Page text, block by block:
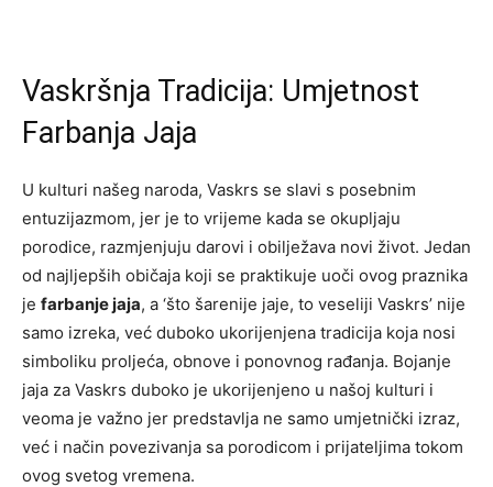
Vaskršnja Tradicija: Umjetnost
Farbanja Jaja
U kulturi našeg naroda, Vaskrs se slavi s posebnim
entuzijazmom, jer je to vrijeme kada se okupljaju
porodice, razmjenjuju darovi i obilježava novi život. Jedan
od najljepših običaja koji se praktikuje uoči ovog praznika
je farbanje jaja, a ‘što šarenije jaje, to veseliji Vaskrs’ nije
samo izreka, već duboko ukorijenjena tradicija koja nosi
simboliku proljeća, obnove i ponovnog rađanja. Bojanje
jaja za Vaskrs duboko je ukorijenjeno u našoj kulturi i
veoma je važno jer predstavlja ne samo umjetnički izraz,
već i način povezivanja sa porodicom i prijateljima tokom
ovog svetog vremena.